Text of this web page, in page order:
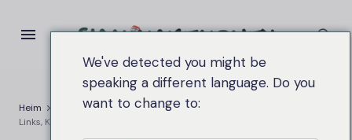
Heim
15 kostenlose Plugins zum Verwalten von Links, Einfügen von
Links, Kürzen von AFF-Links auf
We've detected you might be
speaking a different language. Do you
want to change to: